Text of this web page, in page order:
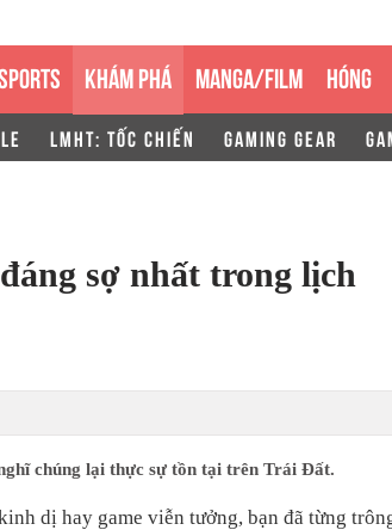
KHÁM PHÁ MANGA/FILM HÓNG
LMHT: TỐC CHIẾN GAMING GEAR
sợ nhất trong lịch
chúng lại thực sự tồn tại trên Trái Đất.
dị hay game viễn tưởng, bạn đã từng